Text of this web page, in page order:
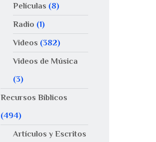
Películas (8)
Radio (1)
Videos (382)
Videos de Música
(3)
Recursos Bíblicos
(494)
Artículos y Escritos